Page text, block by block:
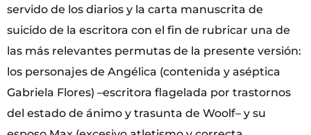
servido de los diarios y la carta manuscrita de
suicido de la escritora con el fin de rubricar una de
las más relevantes permutas de la presente versión:
los personajes de Angélica (contenida y aséptica
Gabriela Flores) –escritora flagelada por trastornos
del estado de ánimo y trasunta de Woolf– y su